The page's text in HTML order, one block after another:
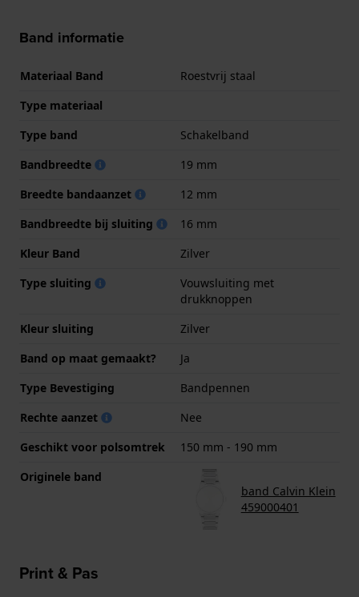
Band informatie
Materiaal Band
Roestvrij staal
Type materiaal
Type band
Schakelband
Bandbreedte
19 mm
Breedte bandaanzet
12 mm
Bandbreedte bij sluiting
16 mm
Kleur Band
Zilver
Type sluiting
Vouwsluiting met
drukknoppen
Kleur sluiting
Zilver
Band op maat gemaakt?
Ja
Type Bevestiging
Bandpennen
Rechte aanzet
Nee
Geschikt voor polsomtrek
150 mm - 190 mm
Originele band
band Calvin Klein
459000401
Print & Pas